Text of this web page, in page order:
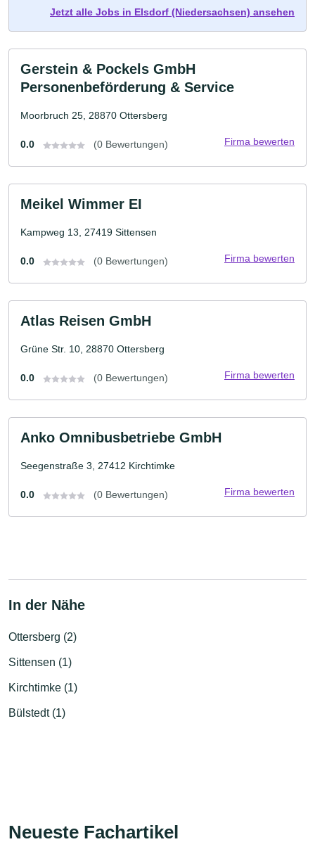
Jetzt alle Jobs in Elsdorf (Niedersachsen) ansehen
Gerstein & Pockels GmbH
Personenbeförderung & Service
Moorbruch 25, 28870 Ottersberg
0.0 (0 Bewertungen) Firma bewerten
Meikel Wimmer EI
Kampweg 13, 27419 Sittensen
0.0 (0 Bewertungen) Firma bewerten
Atlas Reisen GmbH
Grüne Str. 10, 28870 Ottersberg
0.0 (0 Bewertungen) Firma bewerten
Anko Omnibusbetriebe GmbH
Seegenstraße 3, 27412 Kirchtimke
0.0 (0 Bewertungen) Firma bewerten
In der Nähe
Ottersberg (2)
Sittensen (1)
Kirchtimke (1)
Bülstedt (1)
Neueste Fachartikel